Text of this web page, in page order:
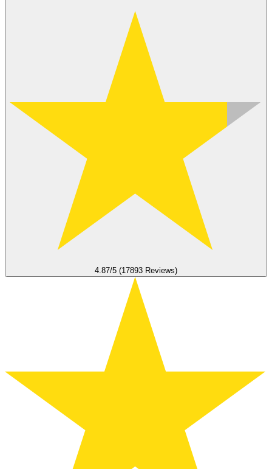
4.87/5 (17893 Reviews)